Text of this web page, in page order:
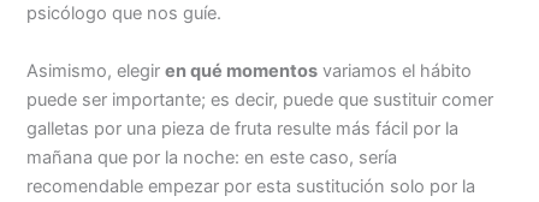
psicólogo que nos guíe.
Asimismo, elegiren qué momentos variamos el hábito
puede ser importante; es decir, puede que sustituir comer
galletas por una pieza de fruta resulte más fácil por la
mañana que por la noche: en este caso, sería
recomendable empezar por esta sustitución solo por la